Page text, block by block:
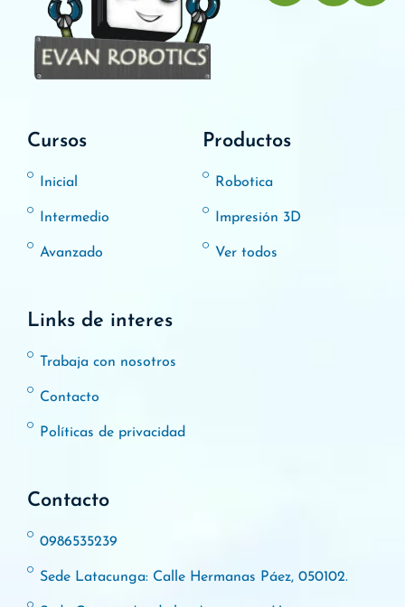
Cursos
Inicial
Intermedio
Avanzado
Productos
Robotica
Impresión 3D
Ver todos
Links de interes
Trabaja con nosotros
Contacto
Políticas de privacidad
Contacto
0986535239
Sede Latacunga: Calle Hermanas Páez, 050102.